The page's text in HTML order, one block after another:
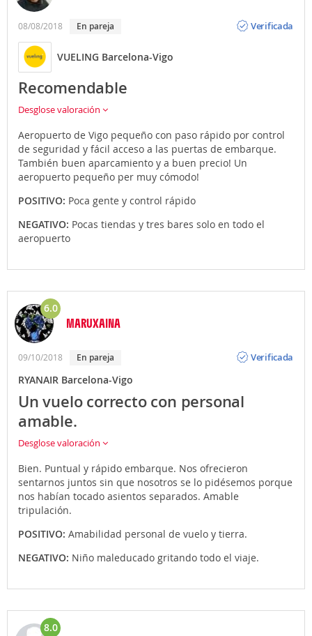
08/08/2018 En pareja
Verificada
VUELING Barcelona-Vigo
Recomendable
Desglose valoración
Aeropuerto de Vigo pequeño con paso rápido por control
de seguridad y fácil acceso a las puertas de embarque.
También buen aparcamiento y a buen precio! Un
aeropuerto pequeño per muy cómodo!
POSITIVO: Poca gente y control rápido
NEGATIVO: Pocas tiendas y tres bares solo en todo el
aeropuerto
6.0
MARUXAINA
09/10/2018 En pareja
Verificada
RYANAIR Barcelona-Vigo
Un vuelo correcto con personal
amable.
Desglose valoración
Bien. Puntual y rápido embarque. Nos ofrecieron
sentarnos juntos sin que nosotros se lo pidésemos porque
nos habían tocado asientos separados. Amable
tripulación.
POSITIVO: Amabilidad personal de vuelo y tierra.
NEGATIVO: Niño maleducado gritando todo el viaje.
8.0